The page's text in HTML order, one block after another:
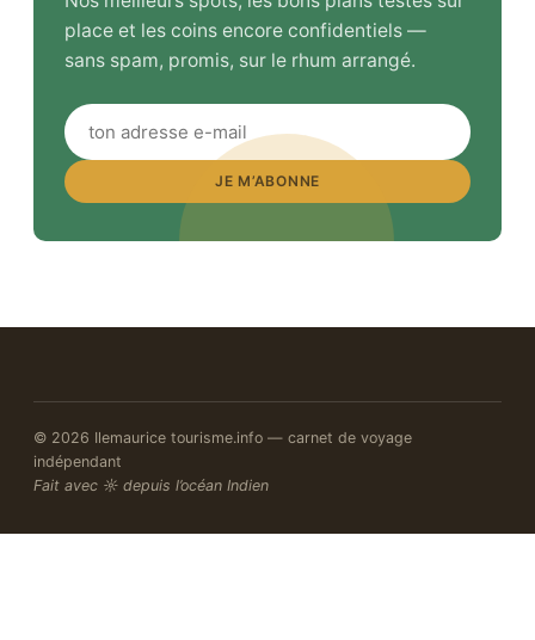
place et les coins encore confidentiels —
sans spam, promis, sur le rhum arrangé.
JE M’ABONNE
© 2026 Ilemaurice tourisme.info — carnet de voyage
indépendant
Fait avec ☼ depuis l’océan Indien